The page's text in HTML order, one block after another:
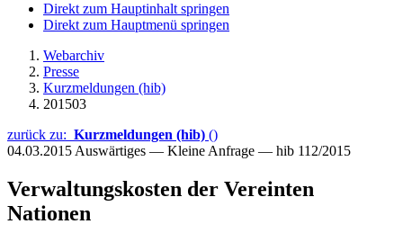
Direkt zum Hauptinhalt springen
Direkt zum Hauptmenü springen
Webarchiv
Presse
Kurzmeldungen (hib)
201503
zurück zu: Kurzmeldungen (hib) ()
04.03.2015 Auswärtiges — Kleine Anfrage — hib 112/2015
Verwaltungskosten der Vereinten
Nationen